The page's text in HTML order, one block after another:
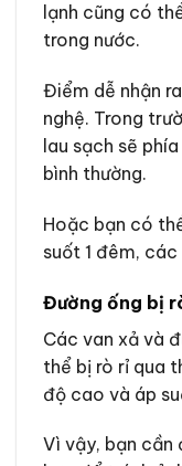
lạnh cũng có
trong nước.
Điểm dễ nhận
nghệ. Trong
lau sạch sẽ
bình thường.
Hoặc bạn có
suốt 1 đêm,
Đường ống bị
Các van xả và
thể bị rò rỉ qua
độ cao và áp
Vì vậy, bạn cần